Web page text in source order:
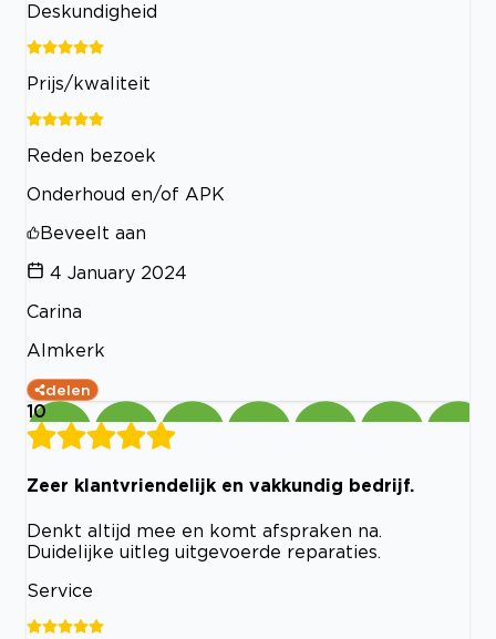
Deskundigheid
Prijs/kwaliteit
Reden bezoek
Onderhoud en/of APK
Beveelt aan
4 January 2024
Carina
Almkerk
delen
10
Zeer klantvriendelijk en vakkundig bedrijf.
Denkt altijd mee en komt afspraken na.
Duidelijke uitleg uitgevoerde reparaties.
Service